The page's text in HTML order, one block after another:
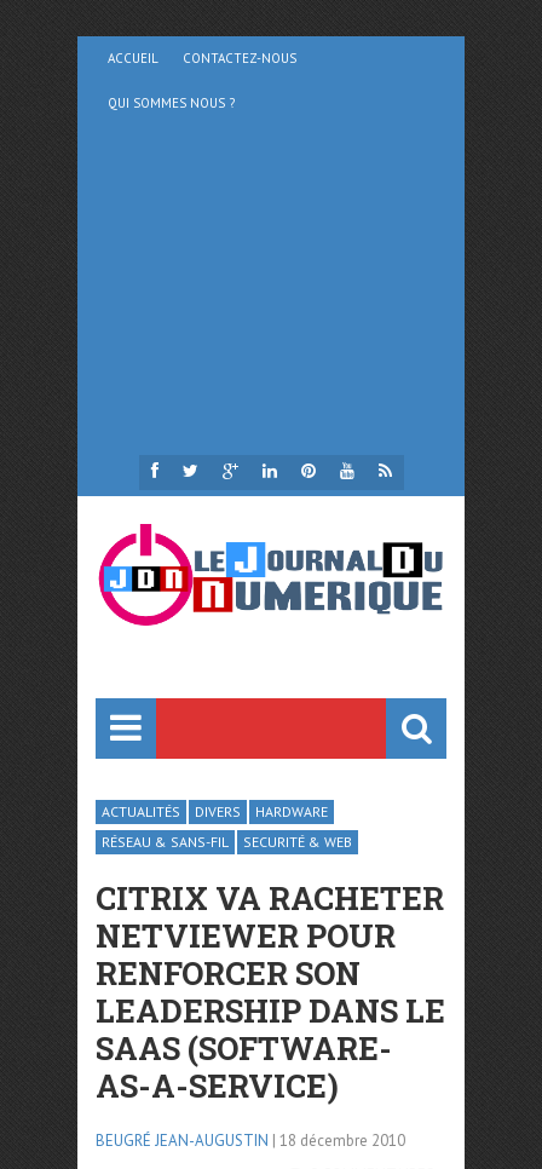
ACCUEIL CONTACTEZ-NOUS
QUI SOMMES NOUS ?
ACTUALITÉS DIVERS
HARDWARE
RÉSEAU & SANS-FIL
SECURITÉ & WEB
CITRIX VA RACHETER
NETVIEWER POUR
RENFORCER SON
LEADERSHIP DANS LE
SAAS (SOFTWARE-
AS-A-SERVICE)
BEUGRÉ JEAN-AUGUSTIN | 18 décembre 2010